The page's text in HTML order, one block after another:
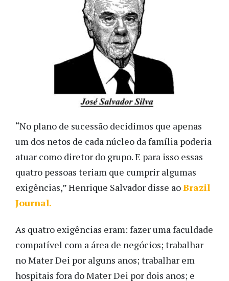
“No plano de sucessão decidimos que apenas
um dos netos de cada núcleo da família poderia
atuar como diretor do grupo. E para isso essas
quatro pessoas teriam que cumprir algumas
exigências,” Henrique Salvador disse aoBrazil
Journal.
As quatro exigências eram: fazer uma faculdade
compatível com a área de negócios; trabalhar
no Mater Dei por alguns anos; trabalhar em
hospitais fora do Mater Dei por dois anos; e